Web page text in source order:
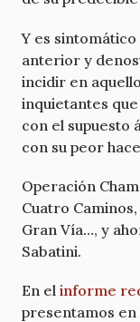
Y es
anterior y
incidir en
inquietantes
con el supuesto
con su peor
Operación
Cuatro
Gran Vía…, y
Sabatini.
En el informe
presentamos en